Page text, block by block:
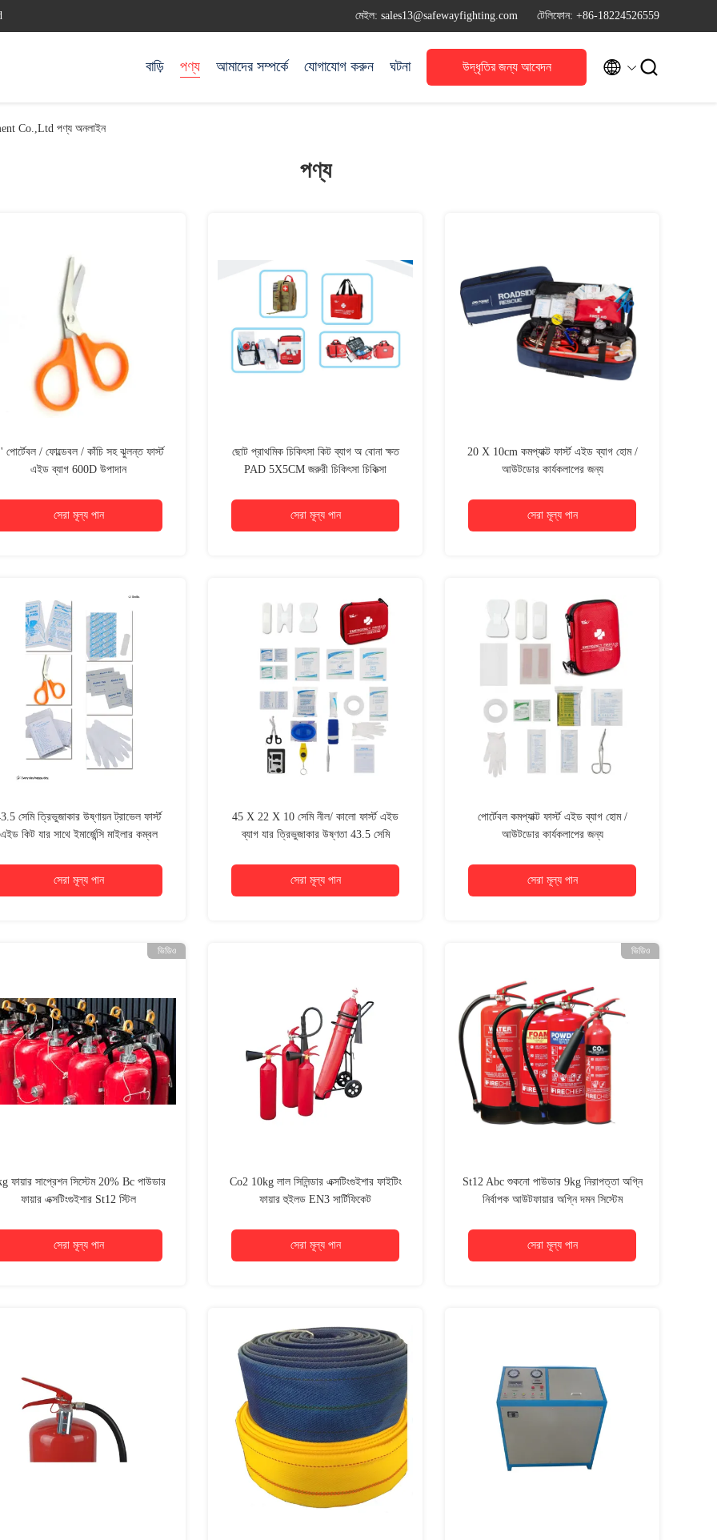
মেইল: sales13@safewayfighting.com টেলিফোন: +86-18224526559
বাড়ি পণ্য আমাদের সম্পর্কে যোগাযোগ করুন ঘটনা উদ্ধৃতির জন্য আবেদন  
Co.,Ltd পণ্য অনলাইন
পণ্য
পোর্টেবল / ফোল্ডেবল / কাঁচি সহ ঝুলন্ত ফার্স্ট
এইড ব্যাগ 600D উপাদান
সেরা মূল্য পান
ছোট প্রাথমিক চিকিৎসা কিট ব্যাগ অ বোনা ক্ষত
PAD 5X5CM জরুরী চিকিৎসা চিকিত্সা
সেরা মূল্য পান
20 X 10cm কমপ্যাক্ট ফার্স্ট এইড ব্যাগ হোম /
আউটডোর কার্যকলাপের জন্য
সেরা মূল্য পান
সেমি ত্রিভুজাকার উষ্ণায়ন ট্রাভেল ফার্স্ট
এইড কিট যার সাথে ইমার্জেন্সি মাইলার কম্বল
সেরা মূল্য পান
45 X 22 X 10 সেমি নীল/ কালো ফার্স্ট এইড
ব্যাগ যার ত্রিভুজাকার উষ্ণতা 43.5 সেমি
সেরা মূল্য পান
পোর্টেবল কমপ্যাক্ট ফার্স্ট এইড ব্যাগ হোম /
আউটডোর কার্যকলাপের জন্য
সেরা মূল্য পান
ভিডিও
ফায়ার সাপ্রেশন সিস্টেম 20% Bc পাউডার
ফায়ার এক্সটিংগুইশার St12 স্টিল
সেরা মূল্য পান
Co2 10kg লাল সিলিন্ডার এক্সটিংগুইশার ফাইটিং
ফায়ার হুইলড EN3 সার্টিফিকেট
সেরা মূল্য পান
ভিডিও
St12 Abc শুকনো পাউডার 9kg নিরাপত্তা অগ্নি
নির্বাপক আউটফায়ার অগ্নি দমন সিস্টেম
সেরা মূল্য পান